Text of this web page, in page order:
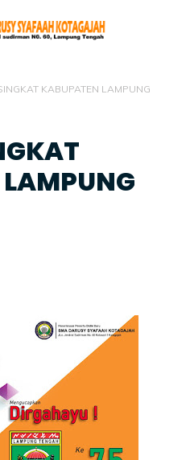
KABUPATEN LAMPUNG